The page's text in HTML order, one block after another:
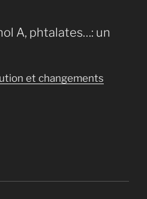
A, phtalates…: un
et changements